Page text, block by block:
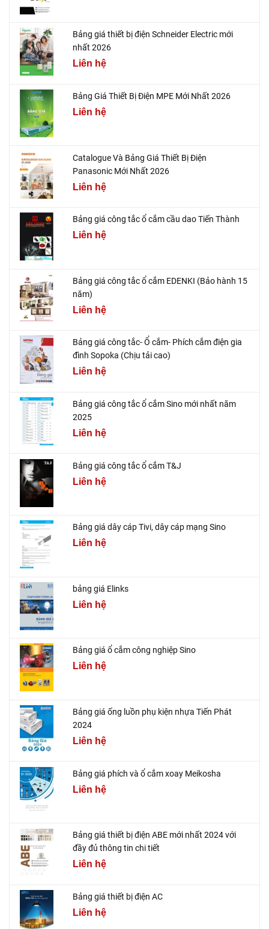
Bảng giá thiết bị điện Schneider Electric mới
nhất 2026
Liên hệ
Bảng Giá Thiết Bị Điện MPE Mới Nhất 2026
Liên hệ
Catalogue Và Bảng Giá Thiết Bị Điện
Panasonic Mới Nhất 2026
Liên hệ
Bảng giá công tắc ổ cắm cầu dao Tiến Thành
Liên hệ
Bảng giá công tắc ổ cắm EDENKI (Bảo hành 15
năm)
Liên hệ
Bảng giá công tắc- Ổ cắm- Phích cắm điện gia
đình Sopoka (Chịu tải cao)
Liên hệ
Bảng giá công tắc ổ cắm Sino mới nhất năm
2025
Liên hệ
Bảng giá công tắc ổ cắm T&J
Liên hệ
Bảng giá dây cáp Tivi, dây cáp mạng Sino
Liên hệ
bảng giá Elinks
Liên hệ
Bảng giá ổ cắm công nghiệp Sino
Liên hệ
Bảng giá ống luồn phụ kiện nhựa Tiến Phát
2024
Liên hệ
Bảng giá phích và ổ cắm xoay Meikosha
Liên hệ
Bảng giá thiết bị điện ABE mới nhất 2024 với
đầy đủ thông tin chi tiết
Liên hệ
Bảng giá thiết bị điện AC
Liên hệ